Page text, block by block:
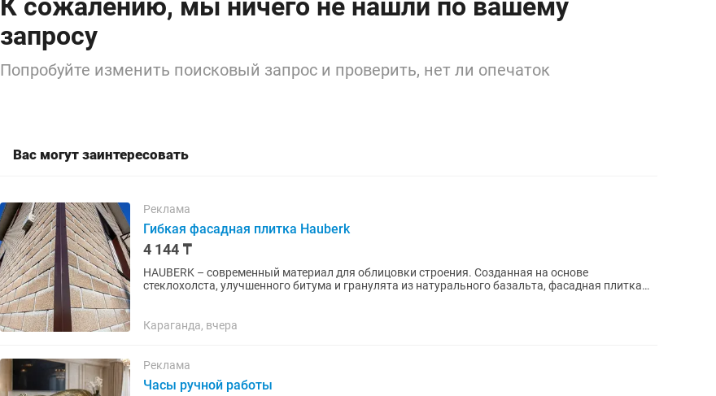
К сожалению, мы ничего не нашли по вашему
запросу
Попробуйте изменить поисковый запрос и проверить, нет ли опечаток
Вас могут заинтересовать
Реклама
Гибкая фасадная плитка Hauberk
4 144 ₸
HAUBERK – современный материал для облицовки строения. Созданная на основе
стеклохолста, улучшенного битума и гранулята из натурального базальта, фасадная плитка
Караганда, вчера
Реклама
Часы ручной работы